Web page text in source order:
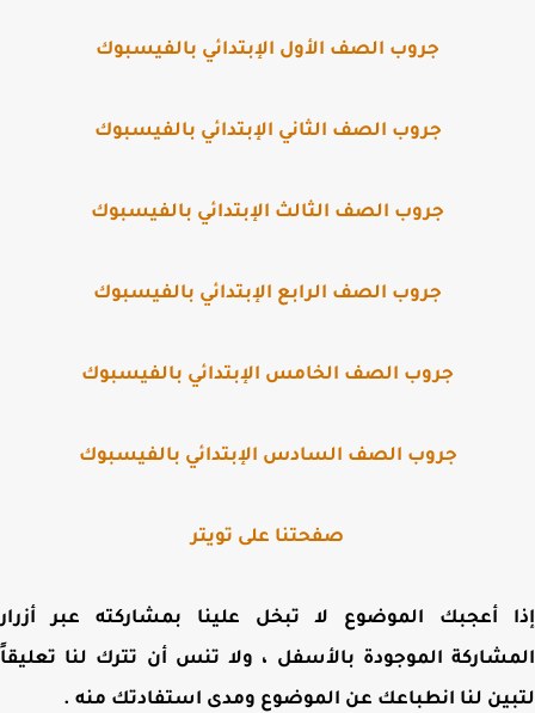
جروب الصف الأول الإبتدائي بالفيسبوك
جروب الصف الثاني الإبتدائي بالفيسبوك
جروب الصف الثالث الإبتدائي بالفيسبوك
جروب الصف الرابع الإبتدائي بالفيسبوك
جروب الصف الخامس الإبتدائي بالفيسبوك
جروب الصف السادس الإبتدائي بالفيسبوك
صفحتنا على تويتر
أعجبك الموضوع لا تبخل علينا بمشاركته عبر أزرار
الموجودة بالأسفل ، ولا تنس أن تترك لنا تعليقاً
لنا انطباعك عن الموضوع ومدى استفادتك منه .